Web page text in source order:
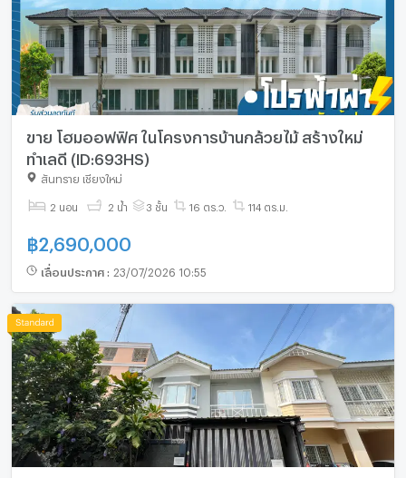
ขาย โฮมออฟฟิศ ในโครงการบ้านกล้วยไม้ สร้างใหม่
ทำเลดี (ID:693HS)
สันทราย เชียงใหม่
2 นอน 2 น้ำ 3 ชั้น 16 ตร.ว. 114 ตร.ม.
฿2,690,000
เลื่อนประกาศ : 23/07/2026 10:55